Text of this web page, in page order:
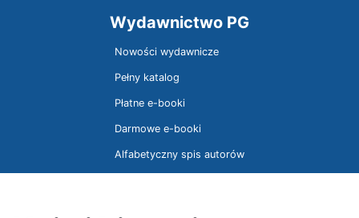
Wydawnictwo PG
Nowości wydawnicze
Pełny katalog
Płatne e-booki
Darmowe e-booki
Alfabetyczny spis autorów